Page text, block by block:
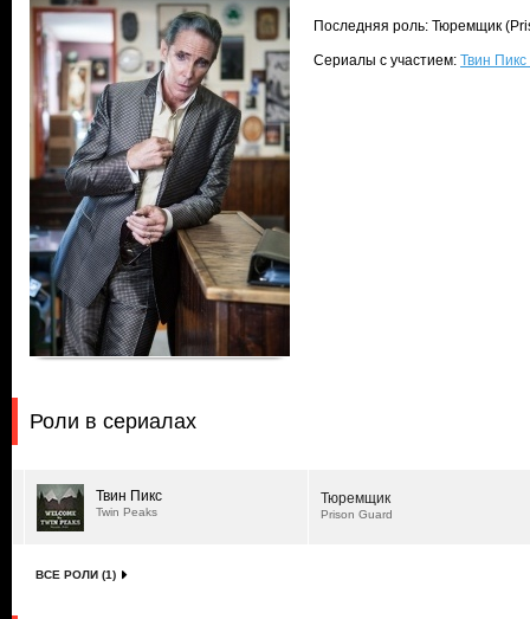
Последняя роль: Тюремщик
Сериалы с участием: Твин
Роли в сериалах
Твин Пикс
Twin Peaks
Тюремщик
Prison Guard
ВСЕ РОЛИ (1)